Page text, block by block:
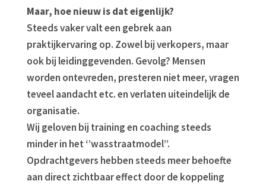
Maar, hoe nieuw is dat eigenlijk?
Steeds vaker valt een gebrek aan
praktijkervaring op. Zowel bij verkopers, maar
ook bij leidinggevenden. Gevolg? Mensen
worden ontevreden, presteren niet meer, vragen
teveel aandacht etc. en verlaten uiteindelijk de
organisatie.
Wij geloven bij training en coaching steeds
minder in het ‘’wasstraatmodel’’.
Opdrachtgevers hebben steeds meer behoefte
aan direct zichtbaar effect door de koppeling